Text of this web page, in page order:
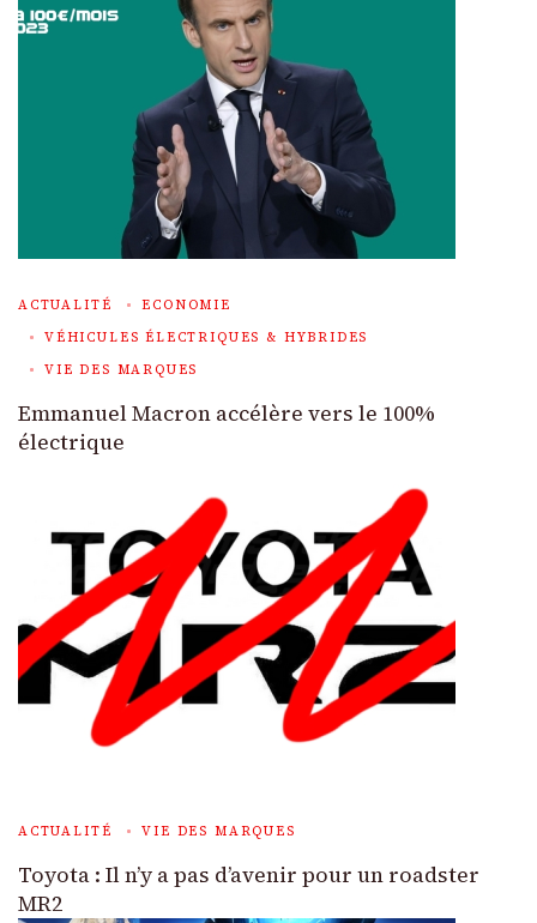
ACTUALITÉ
ECONOMIE
VÉHICULES ÉLECTRIQUES & HYBRIDES
VIE DES MARQUES
Emmanuel Macron accélère vers le 100%
électrique
ACTUALITÉ VIE DES MARQUES
Toyota : Il n’y a pas d’avenir pour un roadster
MR2